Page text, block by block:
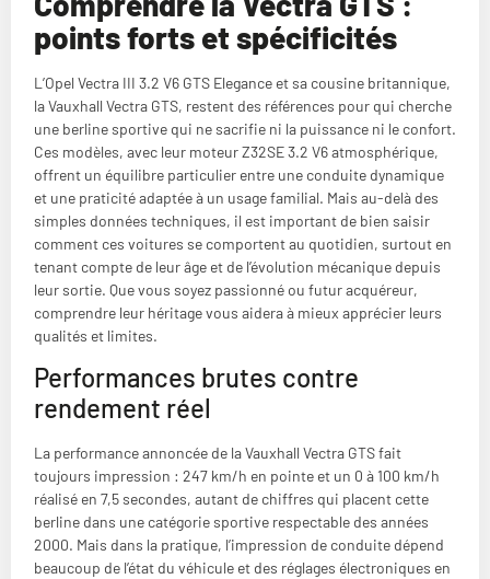
points forts et spécificités
L’Opel Vectra III 3.2 V6 GTS Elegance et sa cousine britannique,
la Vauxhall Vectra GTS, restent des références pour qui cherche
une berline sportive qui ne sacrifie ni la puissance ni le confort.
Ces modèles, avec leur moteur Z32SE 3.2 V6 atmosphérique,
offrent un équilibre particulier entre une conduite dynamique
et une praticité adaptée à un usage familial. Mais au-delà des
simples données techniques, il est important de bien saisir
comment ces voitures se comportent au quotidien, surtout en
tenant compte de leur âge et de l’évolution mécanique depuis
leur sortie. Que vous soyez passionné ou futur acquéreur,
comprendre leur héritage vous aidera à mieux apprécier leurs
qualités et limites.
Performances brutes contre
rendement réel
La performance annoncée de la Vauxhall Vectra GTS fait
toujours impression : 247 km/h en pointe et un 0 à 100 km/h
réalisé en 7,5 secondes, autant de chiffres qui placent cette
berline dans une catégorie sportive respectable des années
2000. Mais dans la pratique, l’impression de conduite dépend
beaucoup de l’état du véhicule et des réglages électroniques en